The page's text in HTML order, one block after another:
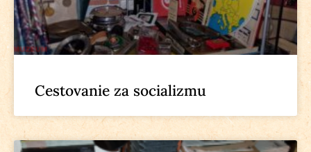
Cestovanie za socializmu